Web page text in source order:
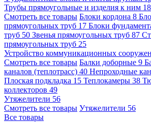
Трубы прямоугольные и изделия к ним
Смотреть все товары Блоки кордона 8
прямоугольных труб 17 Блоки
труб 50 Звенья прямоугольных труб 87
прямоугольных труб 25
Устройство коммуникационных
Смотреть все товары Балки доборные 9
каналов (теплотрасс) 40 Непроходные
Плоская подкладка 15 Теплокамеры 38
коллекторов 49
Утяжелители 56
Смотреть все товары Утяжелители 56
Все товары